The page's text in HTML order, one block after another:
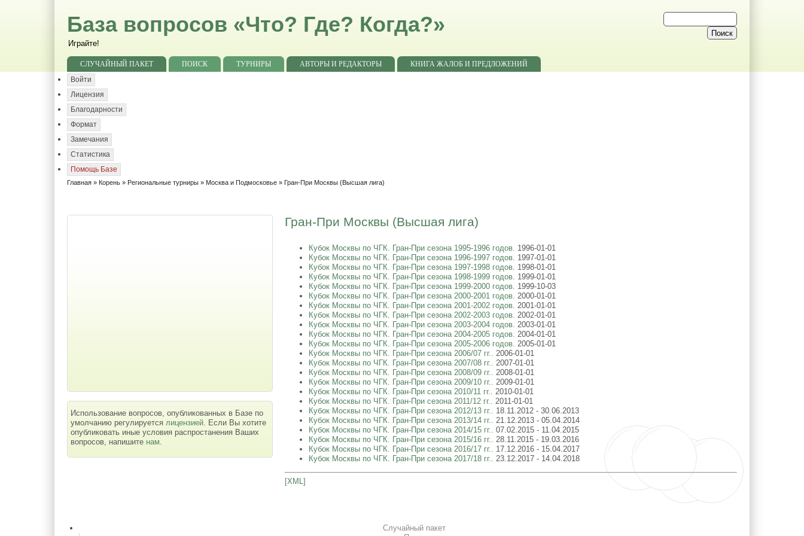
База вопросов «Что? Где? Когда?»
Играйте!
СЛУЧАЙНЫЙ ПАКЕТ ПОИСК ТУРНИРЫ АВТОРЫ И РЕДАКТОРЫ
КНИГА ЖАЛОБ И ПРЕДЛОЖЕНИЙ
Войти
Лицензия
Благодарности
Формат
Замечания
Статистика
Помощь Базе
Главная » Корень » Региональные турниры » Москва и Подмосковье » Гран-При Москвы (Высшая лига)
Гран-При Москвы (Высшая лига)
Кубок Москвы по ЧГК. Гран-При сезона 1995-1996 годов. 1996-01-01
Кубок Москвы по ЧГК. Гран-При сезона 1996-1997 годов. 1997-01-01
Кубок Москвы по ЧГК. Гран-При сезона 1997-1998 годов. 1998-01-01
Кубок Москвы по ЧГК. Гран-При сезона 1998-1999 годов. 1999-01-01
Кубок Москвы по ЧГК. Гран-При сезона 1999-2000 годов. 1999-10-03
Кубок Москвы по ЧГК. Гран-При сезона 2000-2001 годов.2000-01-01
Кубок Москвы по ЧГК. Гран-При сезона 2001-2002 годов.2001-01-01
Кубок Москвы по ЧГК. Гран-При сезона 2002-2003 годов.2002-01-01
Кубок Москвы по ЧГК. Гран-При сезона 2003-2004 годов.2003-01-01
Кубок Москвы по ЧГК. Гран-При сезона 2004-2005 годов.2004-01-01
Кубок Москвы по ЧГК. Гран-При сезона 2005-2006 годов.2005-01-01
Кубок Москвы по ЧГК. Гран-При сезона 2006/07 гг..2006-01-01
Кубок Москвы по ЧГК. Гран-При сезона 2007/08 гг..2007-01-01
Кубок Москвы по ЧГК. Гран-При сезона 2008/09 гг..2008-01-01
Кубок Москвы по ЧГК. Гран-При сезона 2009/10 гг..2009-01-01
Кубок Москвы по ЧГК. Гран-При сезона 2010/11 гг..2010-01-01
Кубок Москвы по ЧГК. Гран-При сезона 2011/12 гг..2011-01-01
Кубок Москвы по ЧГК. Гран-При сезона 2012/13 гг.. 18.11.2012 - 30.06.2013
Кубок Москвы по ЧГК. Гран-При сезона 2013/14 гг..21.12.2013 - 05.04.2014
Кубок Москвы по ЧГК. Гран-При сезона 2014/15 гг..07.02.2015 - 11.04.2015
Кубок Москвы по ЧГК. Гран-При сезона 2015/16 гг..28.11.2015 - 19.03.2016
Кубок Москвы по ЧГК. Гран-При сезона 2016/17 гг.. 17.12.2016 - 15.04.2017
Кубок Москвы по ЧГК. Гран-При сезона 2017/18 гг..23.12.2017 - 14.04.2018
[XML]
Использование вопросов, опубликованных в Базе по
умолчанию регулируется лицензией . Если Вы хотите
опубликовать иные условия распростанения Ваших
вопросов, напишите нам
Случайный пакет